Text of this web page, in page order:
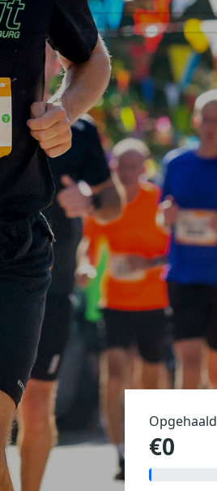
Opgehaald
€0